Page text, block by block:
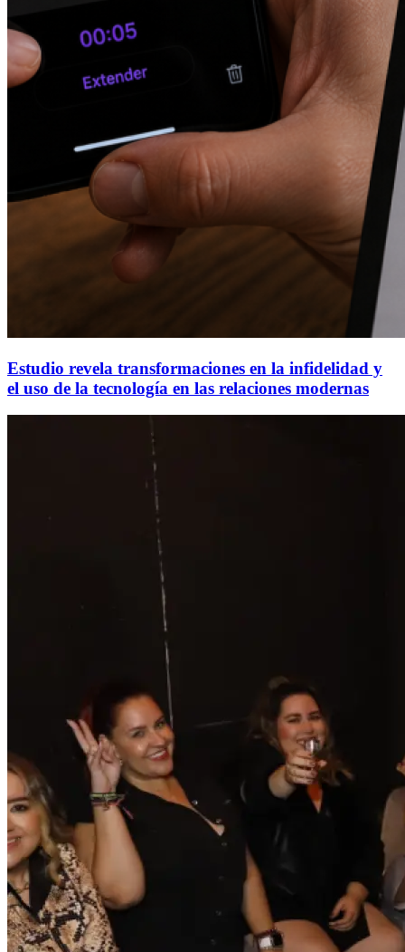
Estudio revela transformaciones en la infidelidad y
el uso de la tecnología en las relaciones modernas